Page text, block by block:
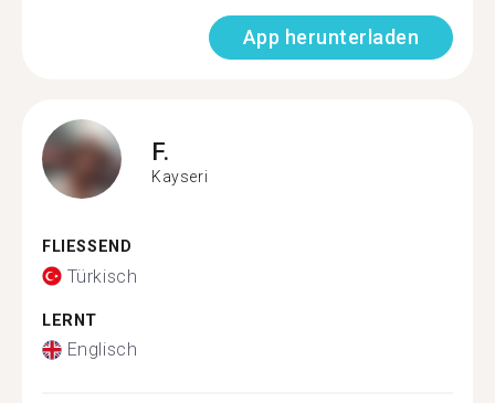
App herunterladen
F.
Kayseri
FLIESSEND
Türkisch
LERNT
Englisch